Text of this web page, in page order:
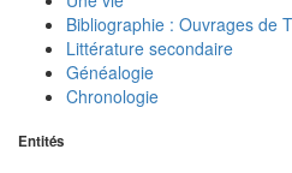
Bibliographie : Ouvrages de
Littérature secondaire
Généalogie
Chronologie
Entités